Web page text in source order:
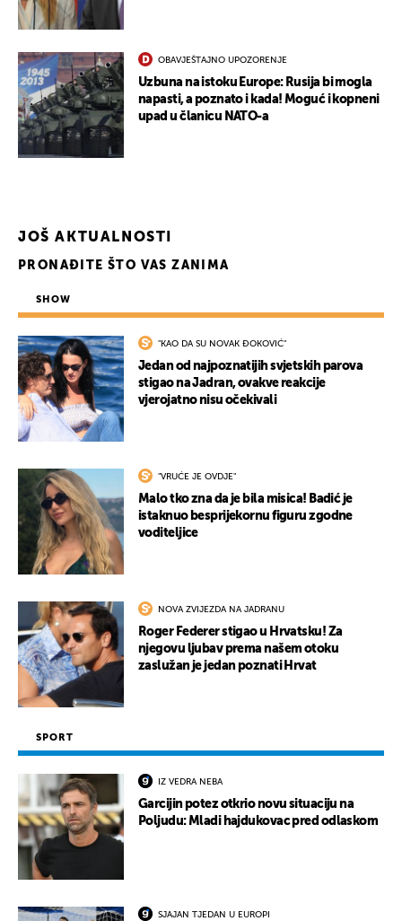
OBAVJEŠTAJNO UPOZORENJE
Uzbuna na istoku Europe: Rusija bi mogla
napasti, a poznato i kada! Moguć i kopneni
upad u članicu NATO-a
JOŠ AKTUALNOSTI
PRONAĐITE ŠTO VAS ZANIMA
SHOW
"KAO DA SU NOVAK ĐOKOVIĆ"
Jedan od najpoznatijih svjetskih parova
stigao na Jadran, ovakve reakcije
vjerojatno nisu očekivali
"VRUĆE JE OVDJE"
Malo tko zna da je bila misica! Badić je
istaknuo besprijekornu figuru zgodne
voditeljice
NOVA ZVIJEZDA NA JADRANU
Roger Federer stigao u Hrvatsku! Za
njegovu ljubav prema našem otoku
zaslužan je jedan poznati Hrvat
SPORT
IZ VEDRA NEBA
Garcijin potez otkrio novu situaciju na
Poljudu: Mladi hajdukovac pred odlaskom
SJAJAN TJEDAN U EUROPI